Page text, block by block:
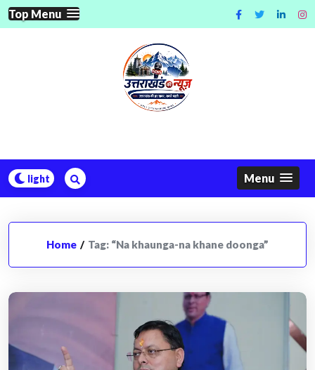
Skip
to
Top Menu
Menu
Home / Tag: “Na khaunga-na khane doonga”